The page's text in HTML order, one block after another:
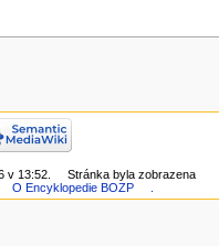
v 13:52.
Stránka byla zobrazena
O Encyklopedie BOZP .